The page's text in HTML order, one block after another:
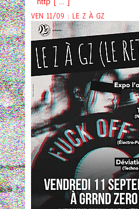
VEN 11/09 : LE Z À GZ